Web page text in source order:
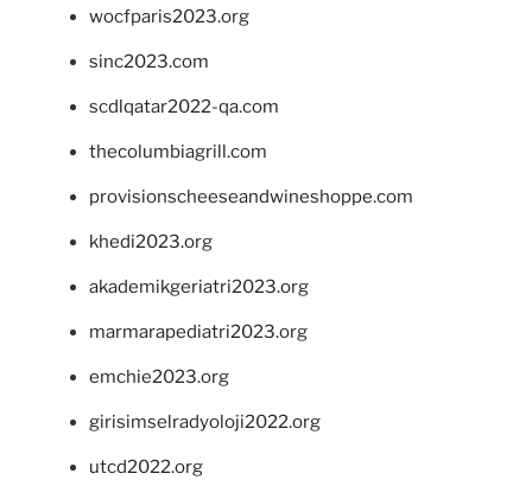
wocfparis2023.org
sinc2023.com
scdlqatar2022-qa.com
thecolumbiagrill.com
provisionscheeseandwineshoppe.com
khedi2023.org
akademikgeriatri2023.org
marmarapediatri2023.org
emchie2023.org
girisimselradyoloji2022.org
utcd2022.org